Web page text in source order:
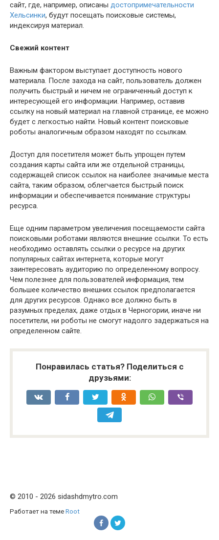
сайт, где, например, описаны достопримечательности
Хельсинки, будут посещать поисковые системы,
индексируя материал.
Свежий контент
Важным фактором выступает доступность нового
материала. После захода на сайт, пользователь должен
получить быстрый и ничем не ограниченный доступ к
интересующей его информации. Например, оставив
ссылку на новый материал на главной странице, ее можно
будет с легкостью найти. Новый контент поисковые
роботы аналогичным образом находят по ссылкам.
Доступ для посетителя может быть упрощен путем
создания карты сайта или же отдельной страницы,
содержащей список ссылок на наиболее значимые места
сайта, таким образом, облегчается быстрый поиск
информации и обеспечивается понимание структуры
ресурса.
Еще одним параметром увеличения посещаемости сайта
поисковыми роботами являются внешние ссылки. То есть
необходимо оставлять ссылки о ресурсе на других
популярных сайтах интернета, которые могут
заинтересовать аудиторию по определенному вопросу.
Чем полезнее для пользователей информация, тем
большее количество внешних ссылок предполагается
для других ресурсов. Однако все должно быть в
разумных пределах, даже отдых в Черногории, иначе ни
посетители, ни роботы не смогут надолго задержаться на
определенном сайте.
Понравилась статья? Поделиться с
друзьями:
© 2010 - 2026 sidashdmytro.com
Работает на темеRoot